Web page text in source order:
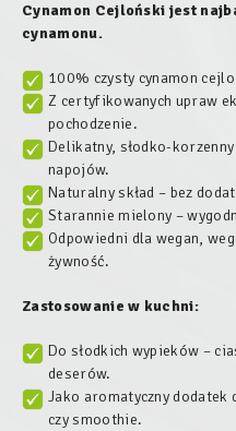
Cynamon Cejloński jest
cynamonu.
100% czysty cynamon
Z certyfikowanych upraw
pochodzenie.
Delikatny, słodko-
napojów.
Naturalny skład – bez
Starannie mielony –
Odpowiedni dla wegan,
żywność.
Zastosowanie w kuchni:
Do słodkich wypieków –
deserów.
Jako aromatyczny dodatek
czy smoothie.